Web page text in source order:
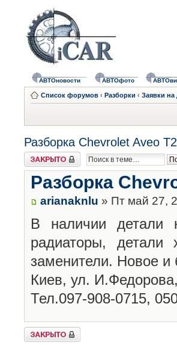
АВТОновости АВТОфото
Список форумов ‹ Разборки ‹ Заявки на
Разборка Chevrolet Aveo
Закрыто
Разборка
arianaknlu » Пт май 27,
В наличии детали
радиаторы,
заменители. Новое и
Киев, ул.
Тел.097-908-0715,
Закрыто